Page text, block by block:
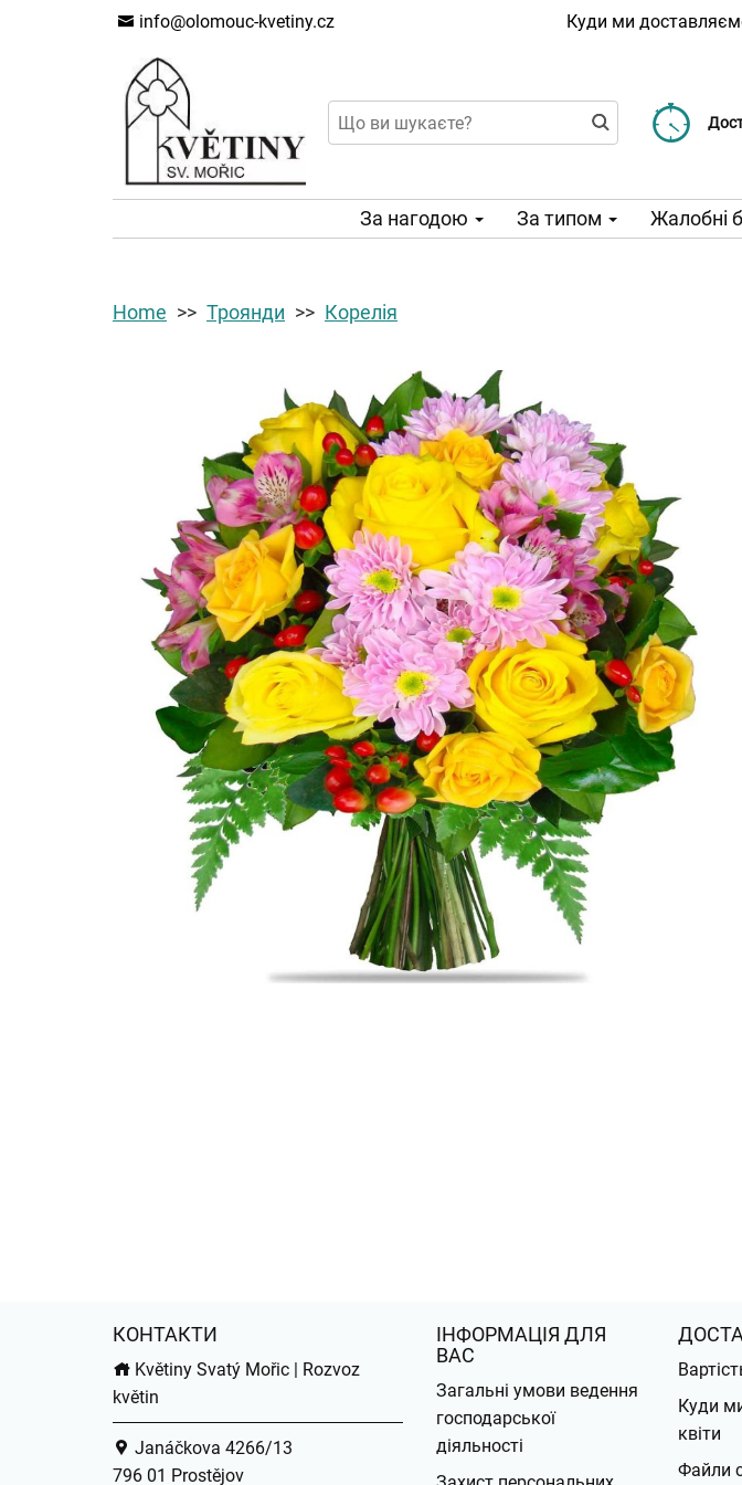
info@olomouc-kvetiny.cz Куди ми
За нагодою За типом Жалобні
Home Троянди Корелія
КОНТАКТИ
Květiny Svatý Mořic | Rozvoz
květin
Janáčkova 4266/13
796 01 Prostějov
ІНФОРМАЦІЯ ДЛЯ
ВАС
Загальні умови ведення
господарської
діяльності
Куди
квіти
Файли